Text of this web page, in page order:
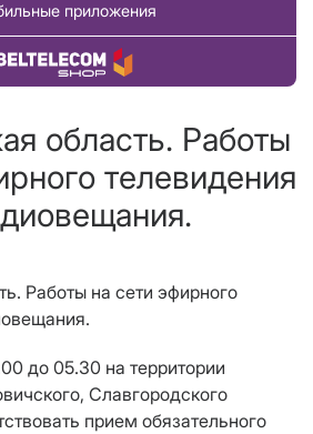
приложения
Купить товар
область. Работы
телевидения
Работы на сети эфирного
до 05.30 на территории
Славгородского
прием обязательного